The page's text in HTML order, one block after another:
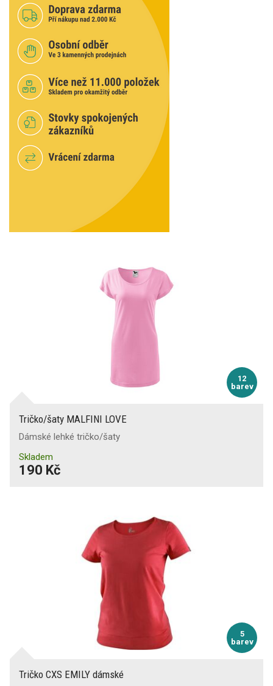
12
barev
Tričko/šaty MALFINI LOVE
Dámské lehké tričko/šaty
Skladem
190 Kč
5
barev
Tričko CXS EMILY dámské